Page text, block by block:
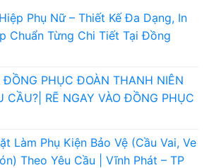
Phụ Nữ – Thiết Kế Đa Dạng, In
Chuẩn Từng Chi Tiết Tại Đồng
PHỤC ĐOÀN THANH NIÊN
CẦU?| RẼ NGAY VÀO ĐỒNG PHỤC
Làm Phụ Kiện Bảo Vệ (Cầu Vai, Ve
Theo Yêu Cầu | Vĩnh Phát – TP